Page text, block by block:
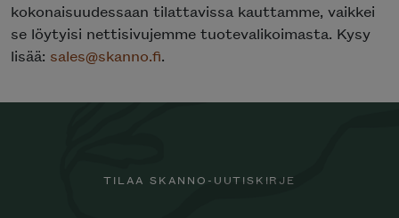
kokonaisuudessaan tilattavissa kauttamme, vaikkei
se löytyisi nettisivujemme tuotevalikoimasta. Kysy
lisää: sales@skanno.fi.
TILAA SKANNO-UUTISKIRJE